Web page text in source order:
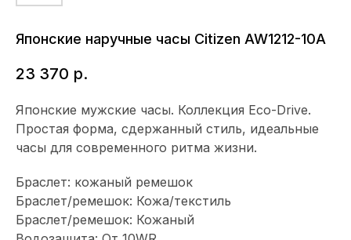
Японские наручные часы Citizen AW1212-10A
23 370 р.
Японские мужские часы. Коллекция Eco-Drive.
Простая форма, сдержанный стиль, идеальные
часы для современного ритма жизни.
Браслет: кожаный ремешок
Браслет/ремешок: Кожа/текстиль
Браслет/ремешок: Кожаный